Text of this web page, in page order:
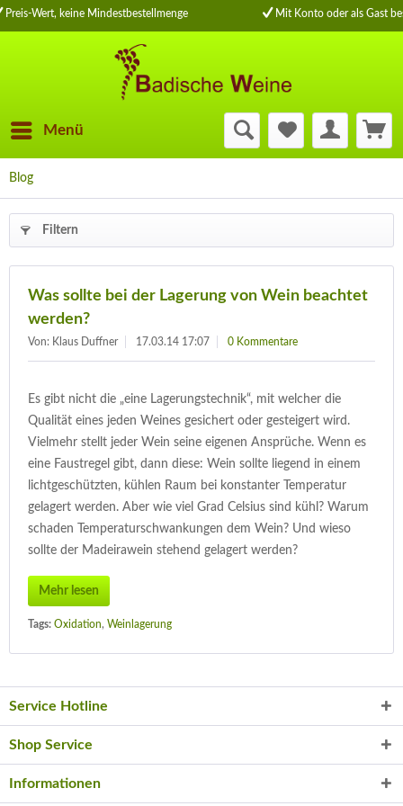
Preis-Wert, keine Mindestbestellmenge Mit Konto oder als Gast
Menü
Blog
Filtern
Was sollte bei der Lagerung von Wein beachtet
werden?
Von: Klaus Duffner 17.03.14 17:07 0 Kommentare
Es gibt nicht die „eine Lagerungstechnik“, mit welcher die
Qualität eines jeden Weines gesichert oder gesteigert wird.
Vielmehr stellt jeder Wein seine eigenen Ansprüche. Wenn es
eine Faustregel gibt, dann diese: Wein sollte liegend in einem
lichtgeschützten, kühlen Raum bei konstanter Temperatur
gelagert werden. Aber wie viel Grad Celsius sind kühl? Warum
schaden Temperaturschwankungen dem Wein? Und wieso
sollte der Madeirawein stehend gelagert werden?
Mehr lesen
Tags: Oxidation, Weinlagerung
Service Hotline
Shop Service
Informationen